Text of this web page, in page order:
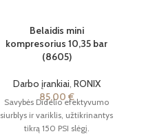
Belaidis mini
kompresorius 10,35 bar
(8605)
Darbo įrankiai, RONIX
85,00 €
Savybės Didelio efektyvumo
siurblys ir variklis, užtikrinantys
tikrą 150 PSI slėgį.